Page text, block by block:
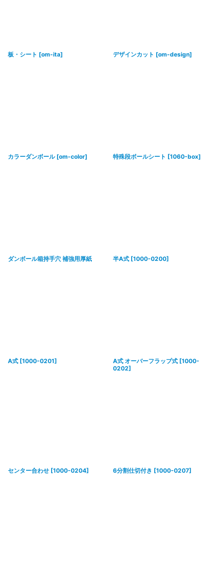
板・シート [om-ita] デザインカット [om-design]
カラーダンボール [om-color] 特殊段ボールシート [1060-box]
ダンボール箱持手穴 補強用厚紙 半A式 [1000-0200]
A式 [1000-0201] A式 オーバーフラップ式 [1000-
0202]
センター合わせ [1000-0204] 6分割仕切付き [1000-0207]